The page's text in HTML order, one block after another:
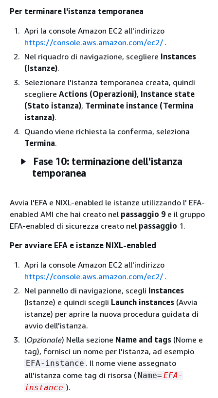
Per terminare l'istanza temporanea
Apri la console Amazon EC2 all'indirizzo
https://console.aws.amazon.com/ec2/.
Nel riquadro di navigazione, scegliere Instances
(Istanze).
Selezionare l'istanza temporanea creata, quindi
scegliere Actions (Operazioni), Instance state
(Stato istanza), Terminate instance (Termina
istanza).
Quando viene richiesta la conferma, seleziona
Termina.
Fase 10: terminazione dell'istanza
temporanea
Avvia l'EFA e NIXL-enabled le istanze utilizzando l' EFA-
enabled AMI che hai creato nel passaggio 9 e il gruppo
EFA-enabled di sicurezza creato nel passaggio 1.
Per avviare EFA e istanze NIXL-enabled
Apri la console Amazon EC2 all'indirizzo
https://console.aws.amazon.com/ec2/.
Nel pannello di navigazione, scegli Instances
(Istanze) e quindi scegli Launch instances (Avvia
istanze) per aprire la nuova procedura guidata di
avvio dell'istanza.
(Opzionale) Nella sezione Name and tags (Nome e
tag), fornisci un nome per l'istanza, ad esempio
EFA-instance . Il nome viene assegnato
all'istanza come tag di risorsa ( Name= EFA-
instance ).